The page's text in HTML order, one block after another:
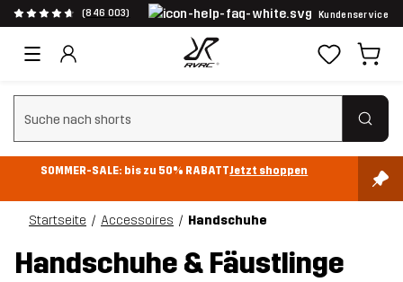
(846 003) Kundenservice
Suchfilter löschen
SOMMER-SALE: bis zu 50% RABATTJetzt shoppen
Startseite Accessoires Handschuhe
Handschuhe & Fäustlinge